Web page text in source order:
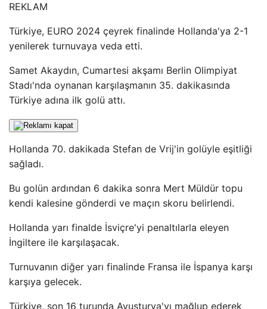
REKLAM
Türkiye, EURO 2024 çeyrek finalinde Hollanda'ya 2-1
yenilerek turnuvaya veda etti.
Samet Akaydın, Cumartesi akşamı Berlin Olimpiyat
Stadı'nda oynanan karşılaşmanın 35. dakikasında
Türkiye adına ilk golü attı.
Hollanda 70. dakikada Stefan de Vrij'in golüyle eşitliği
sağladı.
Bu golün ardından 6 dakika sonra Mert Müldür topu
kendi kalesine gönderdi ve maçın skoru belirlendi.
Hollanda yarı finalde İsviçre'yi penaltılarla eleyen
İngiltere ile karşılaşacak.
Turnuvanın diğer yarı finalinde Fransa ile İspanya karşı
karşıya gelecek.
Türkiye, son 16 turunda Avusturya'yı mağlup ederek